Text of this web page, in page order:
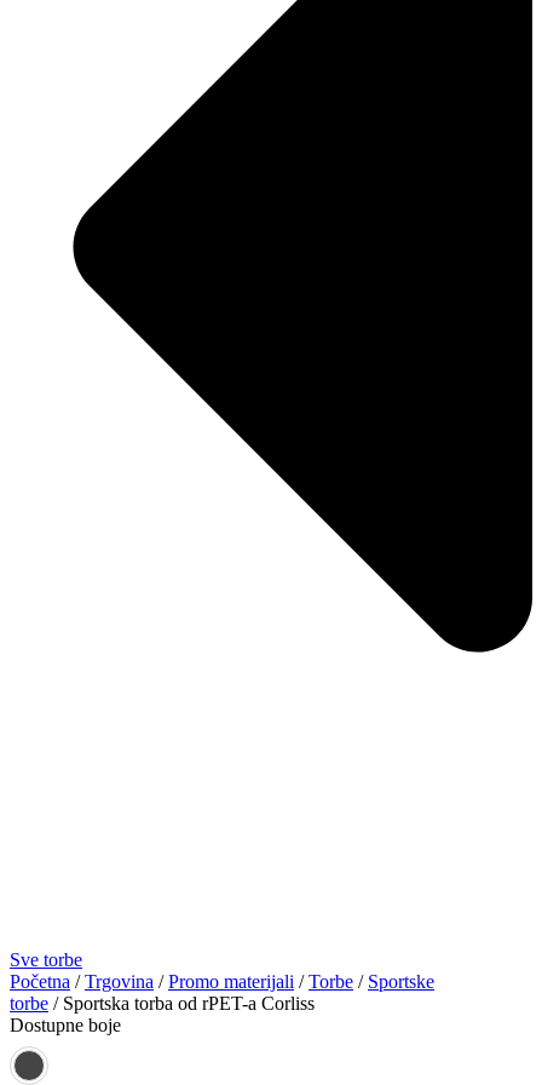
Sve torbe
Početna /Trgovina /Promo materijali /Torbe / Sportske
torbe / Sportska torba od rPET-a Corliss
Dostupne boje